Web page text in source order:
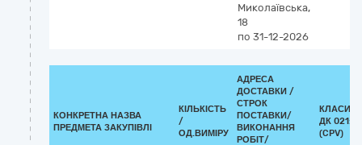
Миколаївська,
18
по 31-12-2026
КОНКРЕТНА НАЗВА
ПРЕДМЕТА ЗАКУПІВЛІ
КІЛЬКІСТЬ
/
ОД.ВИМІРУ
АДРЕСА
ДОСТАВКИ /
СТРОК
ПОСТАВКИ/
ВИКОНАННЯ
РОБІТ/
ДК
(CPV)